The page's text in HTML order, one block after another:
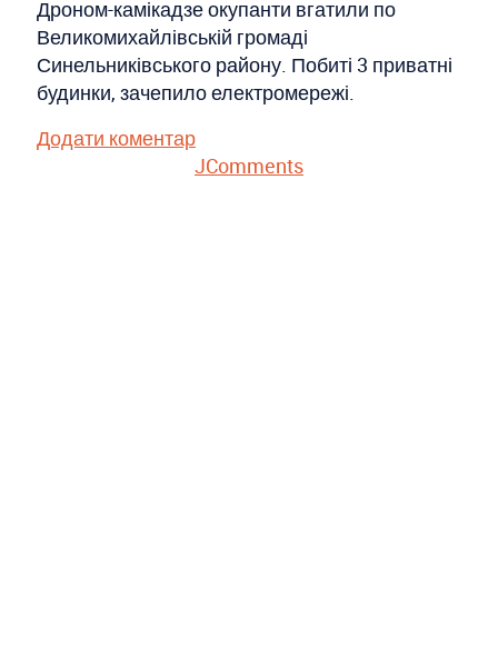
Дроном-камікадзе окупанти вгатили по
Великомихайлівській громаді
Синельниківського району. Побиті 3 приватні
будинки, зачепило електромережі.
Додати коментар
JComments